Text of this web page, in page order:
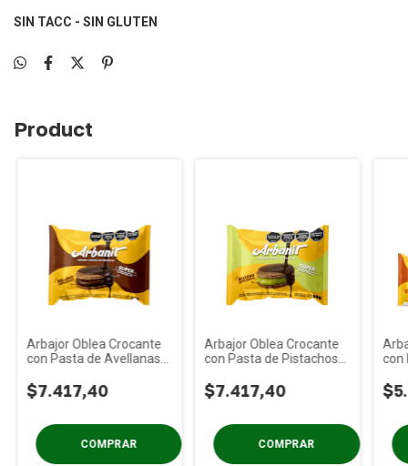
SIN TACC - SIN GLUTEN
Product
Arbajor Oblea Crocante
con Pasta de Avellanas
$7.417,40
Arbajor Oblea Crocante
con Pasta de Pistachos
$7.417,40
con